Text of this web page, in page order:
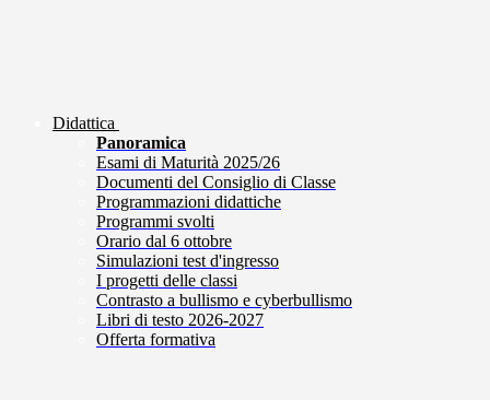
Didattica
Panoramica
Esami di Maturità 2025/26
Documenti del Consiglio di Classe
Programmazioni didattiche
Programmi svolti
Orario dal 6 ottobre
Simulazioni test d'ingresso
I progetti delle classi
Contrasto a bullismo e cyberbullismo
Libri di testo 2026-2027
Offerta formativa